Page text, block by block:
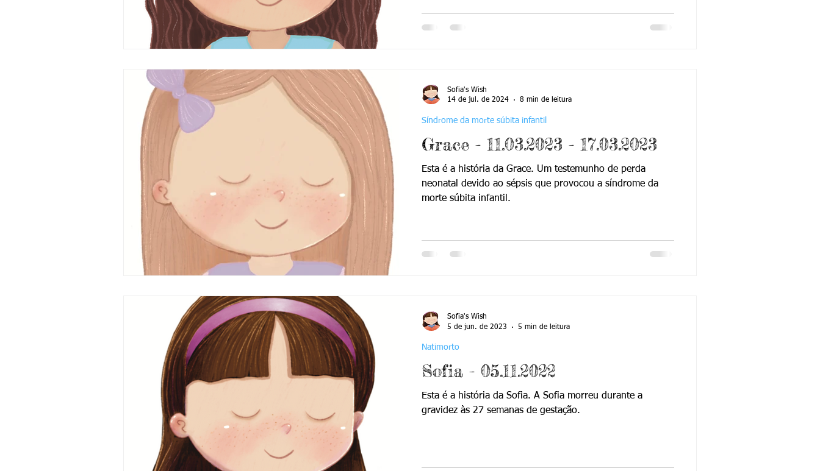
Grace - 11.03.2023 - 17.03.2023
Esta é a história da Grace. Um testemunho de perda
neonatal devido ao sépsis que provocou a síndrome da
morte súbita infantil.
Síndrome da morte súbita infantil
Sofia's Wish
14 de jul. de 2024
8 min de leitura
Sofia - 05.11.2022
Esta é a história da Sofia. A Sofia morreu durante a
gravidez às 27 semanas de gestação.
Natimorto
Sofia's Wish
5 de jun. de 2023
5 min de leitura